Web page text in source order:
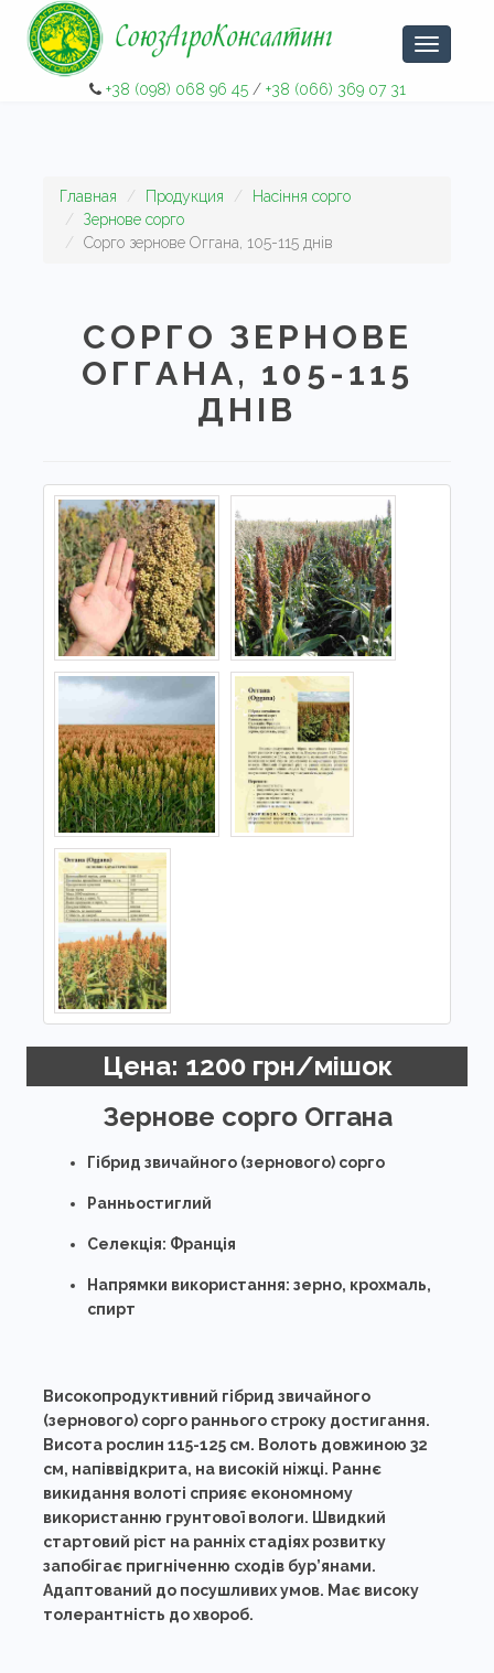
+38 (098) 068 96 45/ +38 (066) 369 07 31
Главная Продукция
Насіння сорго
Зернове сорго
Сорго зернове Оггана, 105-115 днів
СОРГО ЗЕРНОВЕ
ОГГАНА, 105-115
ДНІВ
Цена: 1200 грн/мішок
Зернове сорго Оггана
Гібрид звичайного (зернового) сорго
Ранньостиглий
Селекція: Франція
Напрямки використання: зерно, крохмаль,
спирт
Високопродуктивний гібрид звичайного
(зернового) сорго раннього строку достигання.
Висота рослин 115-125 см. Волоть довжиною 32
см, напіввідкрита, на високій ніжці. Раннє
викидання волоті сприяє економному
використанню грунтової вологи. Швидкий
стартовий ріст на ранніх стадіях розвитку
запобігає пригніченню сходів бур’янами.
Адаптований до посушливих умов. Має високу
толерантність до хвороб.